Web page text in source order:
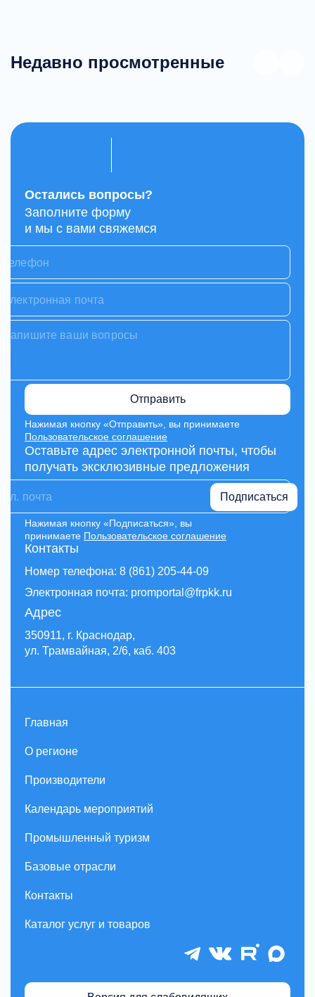
Недавно просмотренные
Контакты
Номер телефона: 8 (861) 205-44-09
Электронная почта: promportal@frpkk.ru
Адрес
350911, г. Краснодар,
ул. Трамвайная, 2/6, каб. 403
Остались вопросы?
Заполните форму
и мы с вами свяжемся
Отправить
Нажимая кнопку «Отправить», вы принимаете
Пользовательское соглашение
Оставьте адрес электронной почты, чтобы
получать эксклюзивные предложения
Подписаться
Нажимая кнопку «Подписаться», вы
принимаете Пользовательское соглашение
Главная
О регионе
Производители
Календарь мероприятий
Промышленный туризм
Базовые отрасли
Контакты
Каталог услуг и товаров